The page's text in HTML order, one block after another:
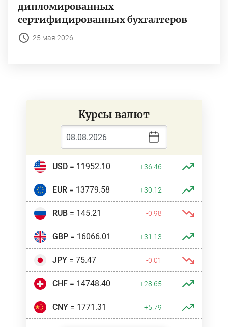
дипломированных
сертифицированных бухгалтеров
25 мая 2026
Курсы валют
USD= 11952.10 +36.46
EUR= 13779.58 +30.12
RUB= 145.21 -0.98
GBP= 16066.01 +31.13
JPY= 75.47 -0.01
CHF= 14748.40 +28.65
CNY= 1771.31 +5.79